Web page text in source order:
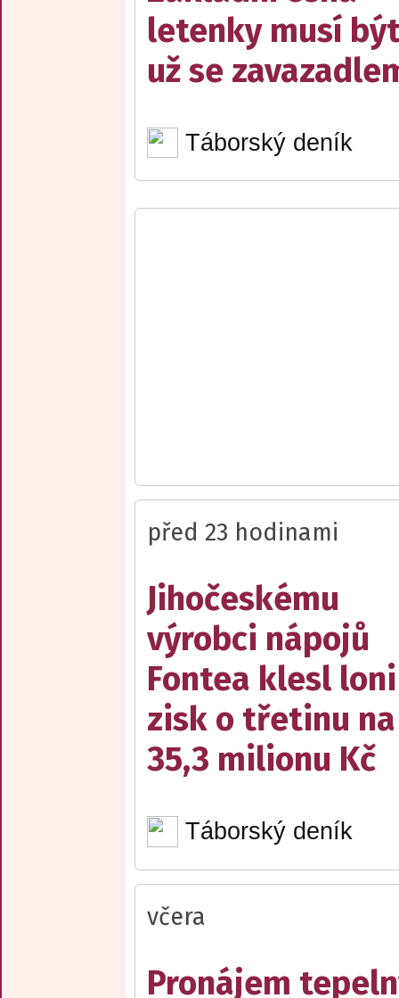
letenky musí
už se
Táborský deník
před 23 hodinami
Jihočeskému
výrobci nápojů
Fontea klesl loni
zisk o třetinu na
35,3 milionu Kč
Táborský deník
včera
Pronájem